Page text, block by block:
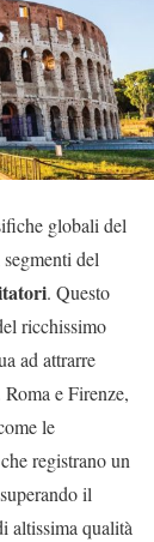
globali del
del
. Questo
ricchissimo
ad attrarre
e Firenze,
le
registrano un
il
altissima qualità